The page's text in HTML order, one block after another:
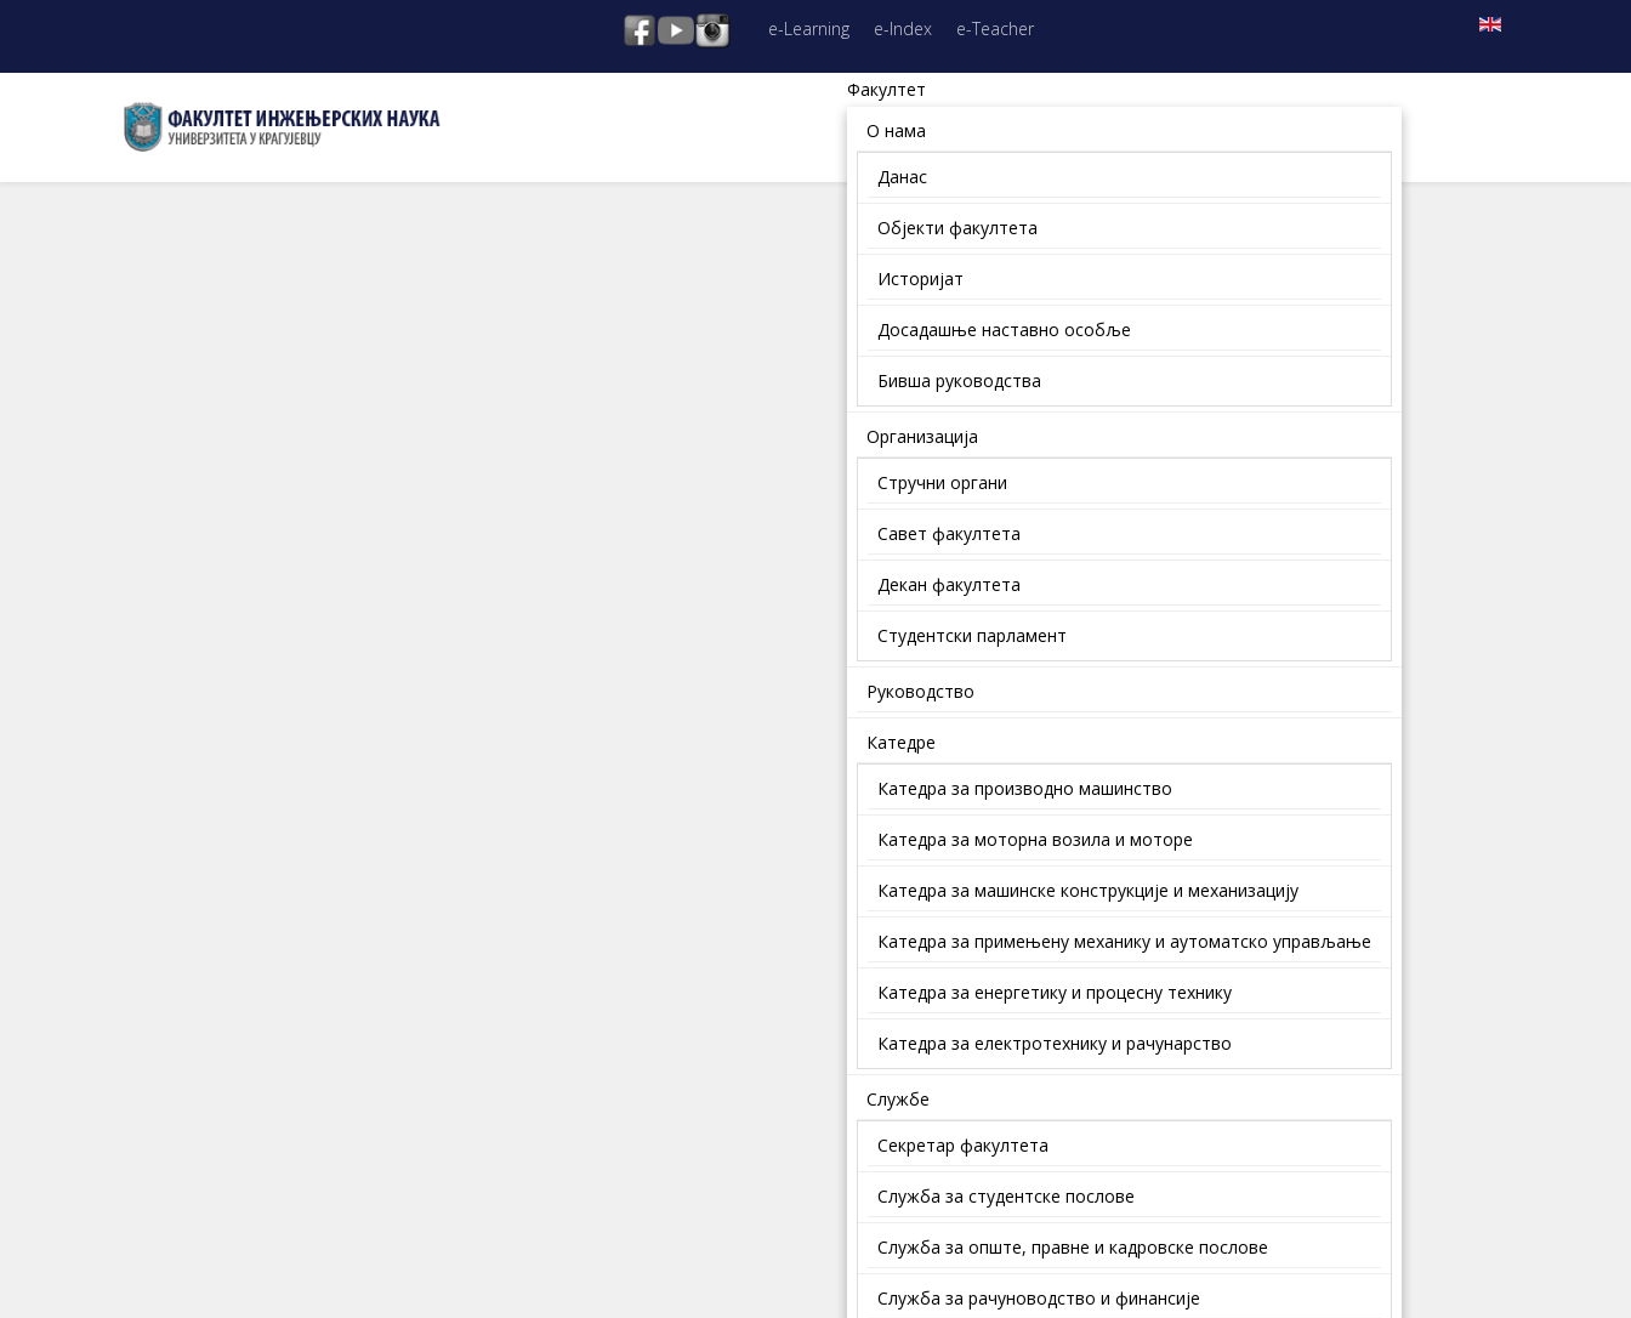
e-Learning e-Index e-Teacher
Факултет
О нама
Данас
Објекти факултета
Историјат
Досадашње наставно особље
Бивша руководства
Организација
Стручни органи
Савет факултета
Декан факултета
Студентски парламент
Руководство
Катедре
Катедра за производно машинство
Катедра за моторна возила и моторе
Катедра за машинске конструкције и механизацију
Катедра за примењену механику и аутоматско управљање
Катедра за енергетику и процесну технику
Катедра за електротехнику и рачунарство
Службе
Секретар факултета
Служба за студентске послове
Службa зa oпштe, прaвнe и кaдрoвскe пoслoвe
Служба за рачуноводство и финансије